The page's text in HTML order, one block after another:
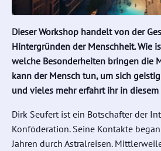
Dieser Workshop handelt von der
Hintergründen der Menschheit.Wie
welche Besonderheiten bringen die
kann der Mensch tun, um sich
und vieles mehr erfahrt ihr in
Dirk Seufert ist ein Botschafter der
Konföderation. Seine Kontakte
Jahren durch Astralreisen.